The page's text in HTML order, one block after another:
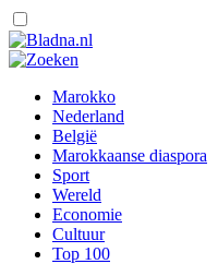
Marokko
Nederland
België
Marokkaanse diaspora
Sport
Wereld
Economie
Cultuur
Top 100